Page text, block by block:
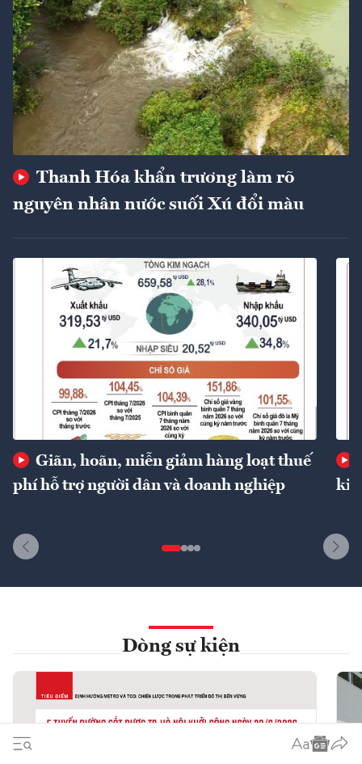
Thanh Hóa khẩn trương làm rõ
nguyên nhân nước suối Xú đổi màu
Giãn, hoãn, miễn giảm hàng loạt thuế
phí hỗ trợ người dân và doanh nghiệp
Dòng sự kiện